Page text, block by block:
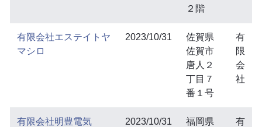
２階
有限会社エステイトヤ
マシロ
2023/10/31
佐賀県
佐賀市
唐人２
丁目７
番１号
有
限
会
社
有限会社明豊電気 2023/10/31
福岡県
有